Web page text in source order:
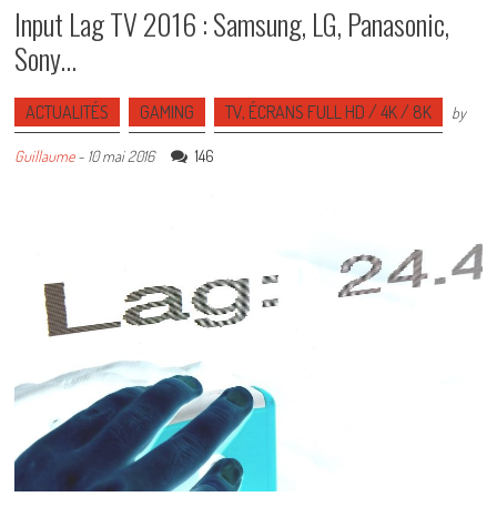
Input Lag TV 2016 : Samsung, LG, Panasonic,
Sony…
ACTUALITÉS GAMING TV, ÉCRANS FULL HD / 4K / 8K by
Guillaume- 10 mai 2016 146